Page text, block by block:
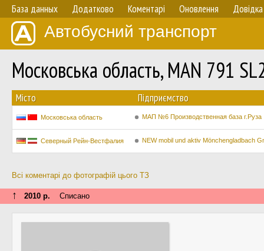
База данных Додатково Коментарі Оновлення Довідка
Автобусний транспорт
Московська область, MAN 791
Мiсто Підприємство
Московська область МАП №6 Производственная база г.Руза
Северный Рейн-Вестфалия NEW mobil und aktiv Mönchengladbach
Всі коментарі до фотографій цього ТЗ
↑ 2010 р. Списано